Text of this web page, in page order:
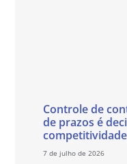
Controle de
de prazos é
7 de julho de 2026